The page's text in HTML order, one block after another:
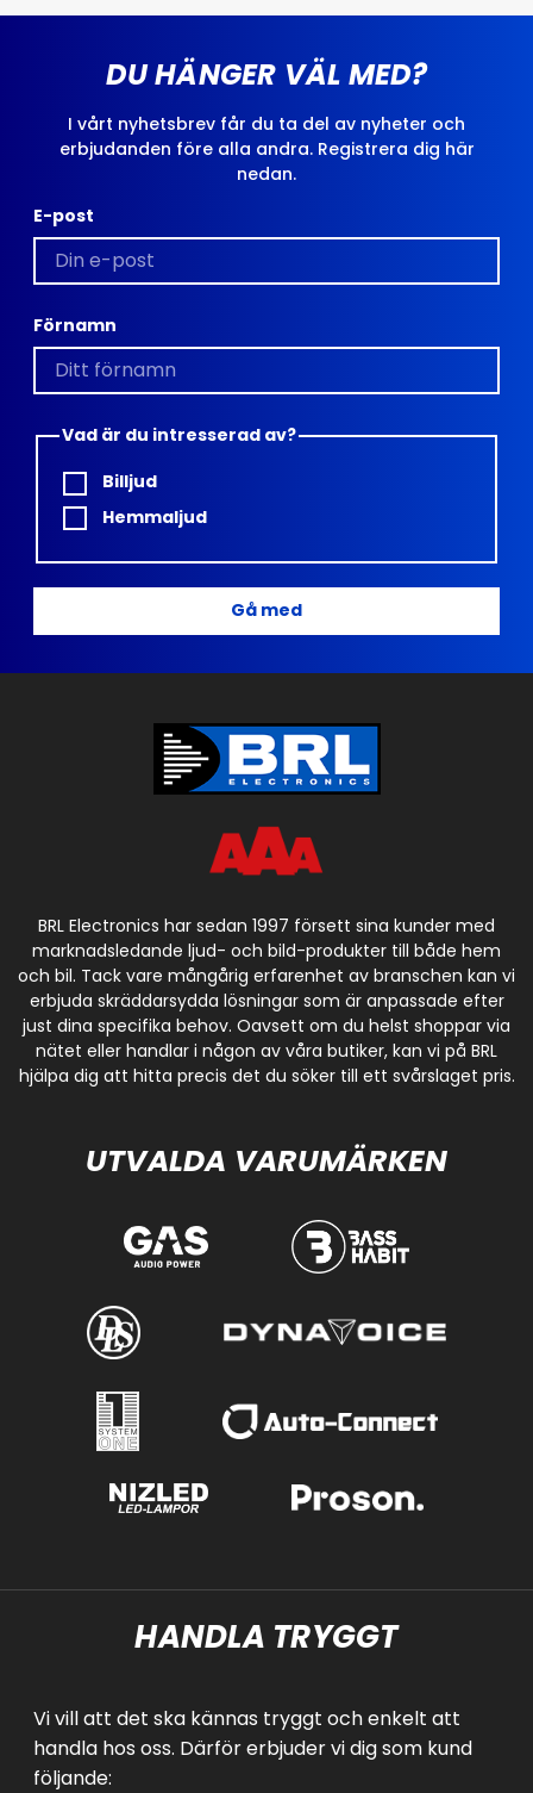
DU HÄNGER VÄL MED?
I vårt nyhetsbrev får du ta del av nyheter och
erbjudanden före alla andra. Registrera dig här
nedan.
E-post
Förnamn
Vad är du intresserad av?
Billjud
Hemmaljud
Gå med
BRL Electronics har sedan 1997 försett sina kunder med
marknadsledande ljud- och bild-produkter till både hem
och bil. Tack vare mångårig erfarenhet av branschen kan vi
erbjuda skräddarsydda lösningar som är anpassade efter
just dina specifika behov. Oavsett om du helst shoppar via
nätet eller handlar i någon av våra butiker, kan vi på BRL
hjälpa dig att hitta precis det du söker till ett svårslaget pris.
UTVALDA VARUMÄRKEN
HANDLA TRYGGT
Vi vill att det ska kännas tryggt och enkelt att
handla hos oss. Därför erbjuder vi dig som kund
följande: